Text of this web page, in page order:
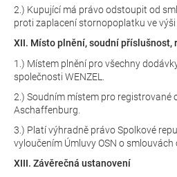
2.) Kupující má právo odstoupit od
proti zaplacení stornopoplatku ve výši
XII. Místo plnění, soudní příslušnost,
1.) Místem plnění pro všechny
společnosti WENZEL.
2.) Soudním místem pro registrované
Aschaffenburg.
3.) Platí výhradně právo Spolkové
vyloučením Úmluvy OSN o
XIII. Závěrečná ustanovení